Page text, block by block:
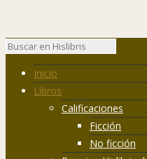
Inicio
Libros
Calificaciones
Ficción
No ficción